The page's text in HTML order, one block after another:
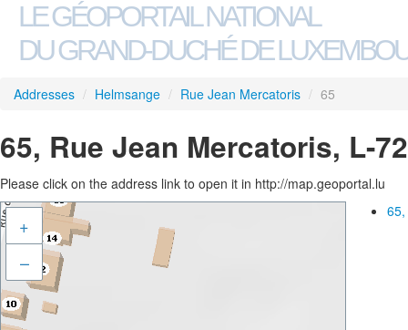
LE GÉOPORTAIL NATIONAL
DU GRAND-DUCHÉ DE
Addresses / Helmsange / Rue Jean Mercatoris / 65
65, Rue Jean Mercatoris, L-
Please click on the address link to open it in http://map.geoportal.lu
+
–